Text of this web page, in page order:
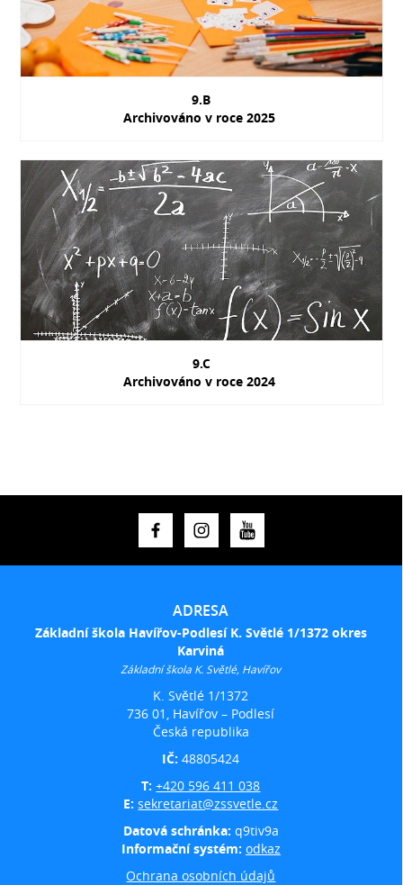
9.B
Archivováno v roce 2025
9.C
Archivováno v roce 2024
ADRESA
Základní škola Havířov-Podlesí K. Světlé 1/1372 okres
Karviná
Základní škola K. Světlé, Havířov
K. Světlé 1/1372
736 01, Havířov – Podlesí
Česká republika
IČ:48805424
T:+420 596 411 038
E:sekretariat@zssvetle.cz
Datová schránka: q9tiv9a
Informační systém: odkaz
Ochrana osobních údajů